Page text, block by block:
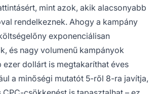
mint azok, akik alacsonyabb
rendelkeznek. Ahogy a kampány
exponenciálisan
és nagy volumenű kampányok
ezer dollárt is megtakaríthat éves
a minőségi mutatót 5-ről 8-ra javítja,